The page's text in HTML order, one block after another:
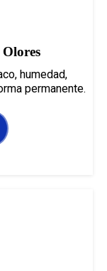
humedad,
permanente.